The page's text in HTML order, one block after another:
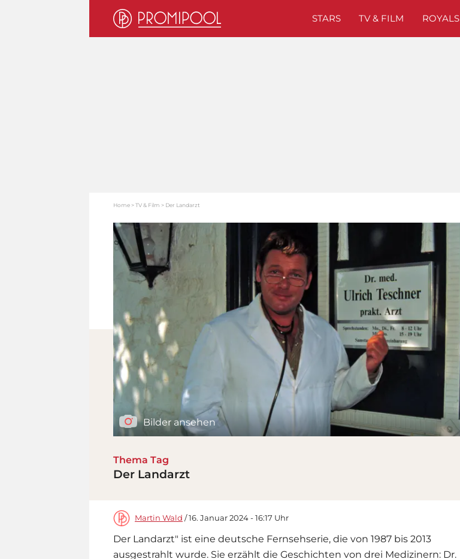
STARS TV & FILM ROYALS
Home TV & Film Der Landarzt
Bilder ansehen
Thema Tag
Der Landarzt
Martin Wald / 16. Januar 2024 - 16:17 Uhr
Der Landarzt" ist eine deutsche Fernsehserie, die von 1987 bis 2013
ausgestrahlt wurde. Sie erzählt die Geschichten von drei Medizinern: Dr.